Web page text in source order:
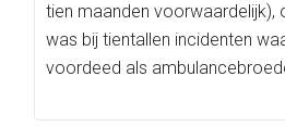
tien maanden voorwaardelijk),
was bij tientallen incidenten
voordeed als